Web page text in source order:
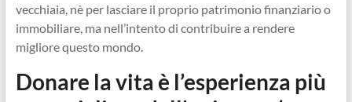
vecchiaia, nè per lasciare il proprio patrimonio finanziario o
immobiliare, ma nell’intento di contribuire a rendere
migliore questo mondo.
Donare la vita è l’esperienza più